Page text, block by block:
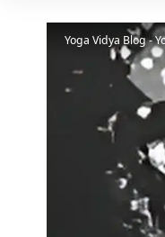
Yoga Vidya Blog -